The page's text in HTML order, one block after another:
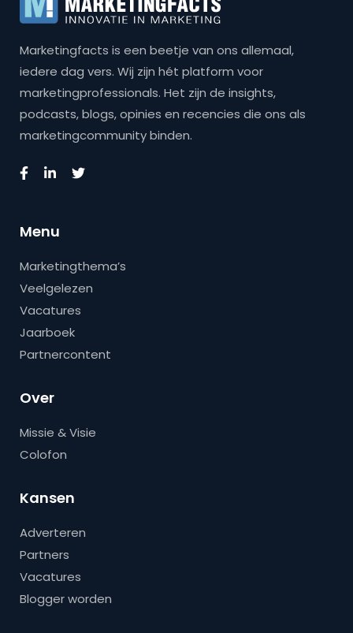
Marketingfacts is een beetje van ons allemaal,
iedere dag vers. Wij zijn hét platform voor
marketingprofessionals. Het zijn de insights,
podcasts, blogs, opinies en recencies die ons als
marketingcommunity binden.
Menu
Marketingthema’s
Veelgelezen
Vacatures
Jaarboek
Partnercontent
Over
Missie & Visie
Colofon
Kansen
Adverteren
Partners
Vacatures
Blogger worden